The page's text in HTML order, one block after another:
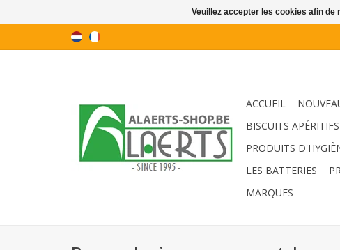
ACCUEIL
BISCUITS
PRODUITS
LES BATTERIES
MARQUES
Veuillez accepter les cookies afin